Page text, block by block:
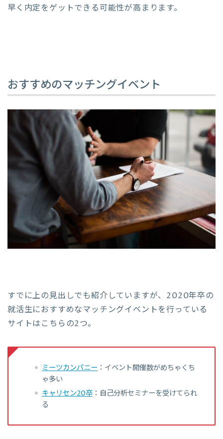
早く内定をゲットできる可能性が高まります。
おすすめのマッチングイベント
すでに上の見出しでも紹介していますが、2020年卒の
就活生におすすめなマッチングイベントを行っている
サイトはこちらの2つ。
ミーツカンパニー ：イベント開催数がめちゃくち
ゃ多い
キャリセン20卒 ：自己分析セミナーを受けてられ
る